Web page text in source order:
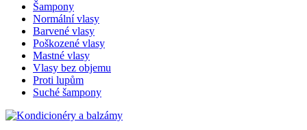
Šampony
Normální vlasy
Barvené vlasy
Poškozené vlasy
Mastné vlasy
Vlasy bez objemu
Proti lupům
Suché šampony